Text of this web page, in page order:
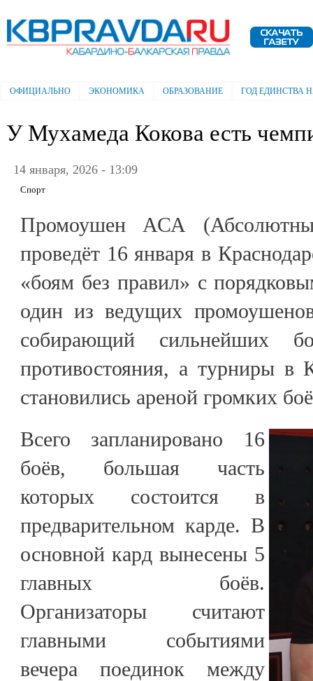
Электронная газета "Кабардино-
Балкарская правда"
Главное меню
ОФИЦИАЛЬНО ЭКОНОМИКА ОБРАЗОВАНИЕ ГОД ЕДИНСТВА
У Мухамеда Кокова есть
14 января, 2026 - 13:09
Спорт
Промоушен АСА
проведёт 16 января в
«боям без правил» с
один из ведущих
собирающий сильнейших
противостояния, а турниры в
становились ареной громких
Всего запланировано 16
боёв, большая часть
которых состоится в
предварительном карде. В
основной кард вынесены 5
главных боёв.
Организаторы считают
главными событиями
вечера поединок между